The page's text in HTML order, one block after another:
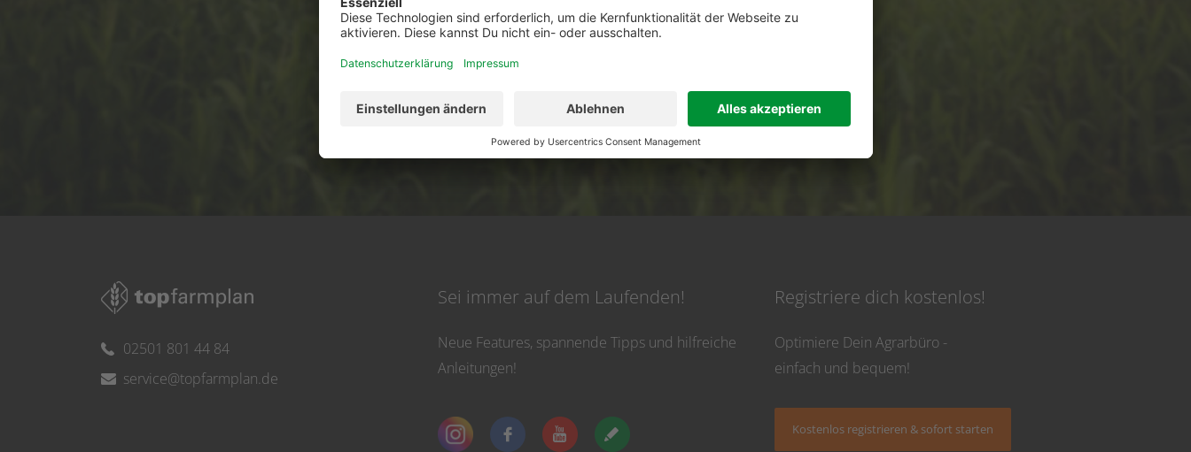
Dann ruf uns an. Wir helfen Dir gerne weiter!
02501 801 44 84 service@topfarmplan.de
Servicezeiten: Montag bis Donnerstag von 8:30 Uhr bis 16:30 Uhr und Freitag bis 13 Uhr
02501 801 44 84
service@topfarmplan.de
Sei immer auf dem Laufenden!
Neue Features, spannende Tipps und hilfreiche
Anleitungen!
Registriere dich kostenlos!
Optimiere Dein Agrarbüro -
einfach und bequem!
Kostenlos registrieren & sofort starten